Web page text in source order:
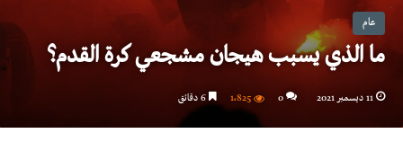
عام
ما الذي يسبب هيجان مشجعي كرة القدم؟
11 ديسمبر 2021 0 1٬825